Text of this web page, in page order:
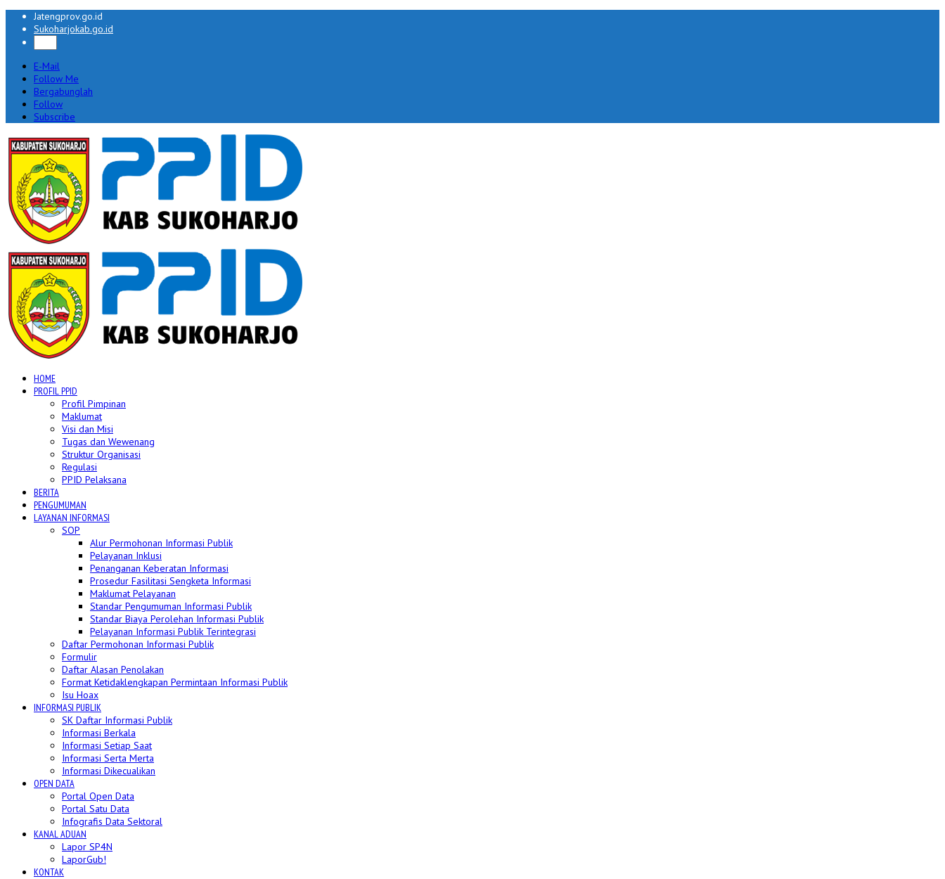
Jatengprov.go.id
Sukoharjokab.go.id
E-Mail
Follow Me
Bergabunglah
Follow
Subscribe
HOME
PROFIL PPID
Profil Pimpinan
Maklumat
Visi dan Misi
Tugas dan Wewenang
Struktur Organisasi
Regulasi
PPID Pelaksana
BERITA
PENGUMUMAN
LAYANAN INFORMASI
SOP
Alur Permohonan Informasi Publik
Pelayanan Inklusi
Penanganan Keberatan Informasi
Prosedur Fasilitasi Sengketa Informasi
Maklumat Pelayanan
Standar Pengumuman Informasi Publik
Standar Biaya Perolehan Informasi Publik
Pelayanan Informasi Publik Terintegrasi
Daftar Permohonan Informasi Publik
Formulir
Daftar Alasan Penolakan
Format Ketidaklengkapan Permintaan Informasi Publik
Isu Hoax
INFORMASI PUBLIK
SK Daftar Informasi Publik
Informasi Berkala
Informasi Setiap Saat
Informasi Serta Merta
Informasi Dikecualikan
OPEN DATA
Portal Open Data
Portal Satu Data
Infografis Data Sektoral
KANAL ADUAN
Lapor SP4N
LaporGub!
KONTAK